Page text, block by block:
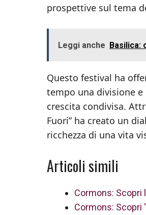
prospettive sul tema
Leggi anche Basilica:
Questo festival ha
tempo una divisione
crescita condivisa.
Fuori” ha creato un
ricchezza di una vita
Articoli simili
Cormons: Scopri
Cormons: Scopri